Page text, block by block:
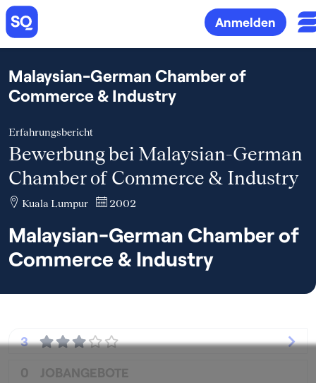
Anmelden
Malaysian-German Chamber of
Commerce & Industry
Erfahrungsbericht
Bewerbung bei Malaysian-German
Chamber of Commerce & Industry
Kuala Lumpur 2002
Malaysian-German Chamber of
Commerce & Industry
3
0 JOBANGEBOTE